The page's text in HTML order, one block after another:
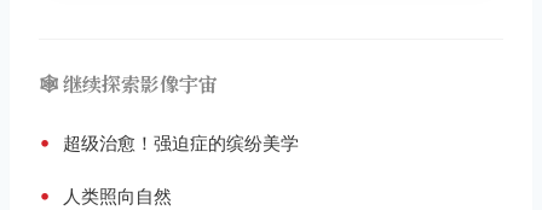
🕸️ 继续探索影像宇宙
• 超级治愈！强迫症的缤纷美学
• 人类照向自然